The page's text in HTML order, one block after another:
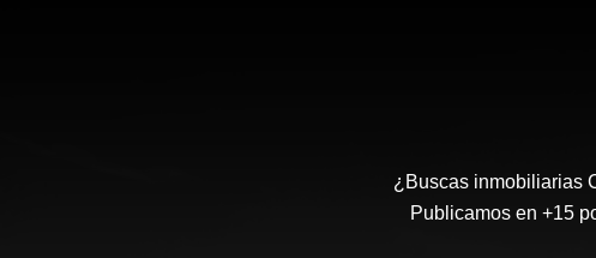
¿Buscas inmobiliarias
Publicamos en +15